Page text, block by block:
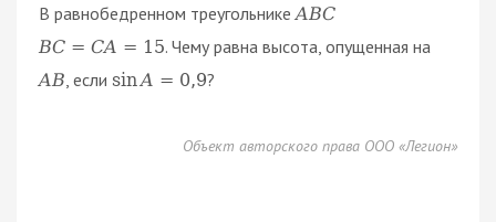
В равнобедренном треугольнике ABC
BC = CA = 15. Чему равна высота, опущенная на
AB , если sin A = 0,9?
Объект авторского права ООО «Легион»